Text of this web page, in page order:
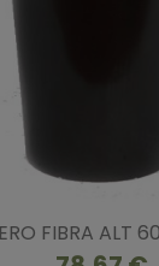
FIBRA ALT